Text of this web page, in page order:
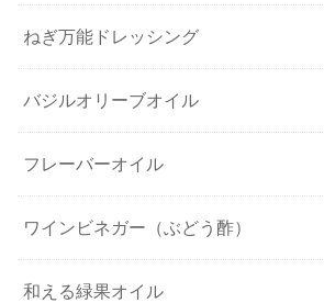
ねぎ万能ドレッシング
バジルオリーブオイル
フレーバーオイル
ワインビネガー（ぶどう酢）
和える緑果オイル